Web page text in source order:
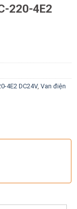
220-4E2
4E2 DC24V, Van điện